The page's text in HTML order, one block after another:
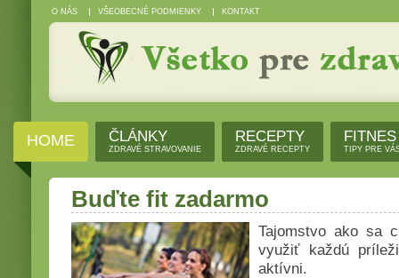
O NÁS VŠEOBECNÉ PODMIENKY KONTAKT
HOME ČLÁNKY
ZDRAVÉ STRAVOVANIE
RECEPTY
ZDRAVÉ RECEPTY
FITNES
TIPY PRE
Buďte fit zadarmo
Tajomstvo ako sa
využiť každú
aktívni.